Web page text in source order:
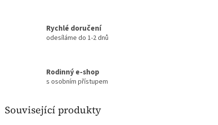
Rychlé doručení
odesíláme do 1-2 dnů
Rodinný e-shop
s osobním přístupem
Související produkty